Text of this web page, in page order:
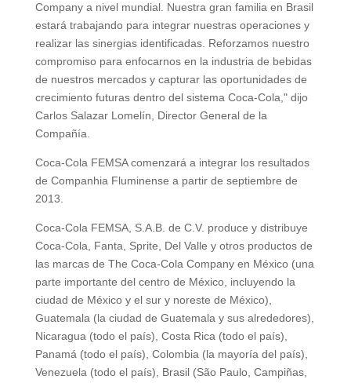
Company a nivel mundial. Nuestra gran familia en Brasil
estará trabajando para integrar nuestras operaciones y
realizar las sinergias identificadas. Reforzamos nuestro
compromiso para enfocarnos en la industria de bebidas
de nuestros mercados y capturar las oportunidades de
crecimiento futuras dentro del sistema Coca-Cola," dijo
Carlos Salazar Lomelín, Director General de la
Compañía.
Coca-Cola FEMSA comenzará a integrar los resultados
de Companhia Fluminense a partir de septiembre de
2013.
Coca-Cola FEMSA, S.A.B. de C.V. produce y distribuye
Coca-Cola, Fanta, Sprite, Del Valle y otros productos de
las marcas de The Coca-Cola Company en México (una
parte importante del centro de México, incluyendo la
ciudad de México y el sur y noreste de México),
Guatemala (la ciudad de Guatemala y sus alrededores),
Nicaragua (todo el país), Costa Rica (todo el país),
Panamá (todo el país), Colombia (la mayoría del país),
Venezuela (todo el país), Brasil (São Paulo, Campiñas,